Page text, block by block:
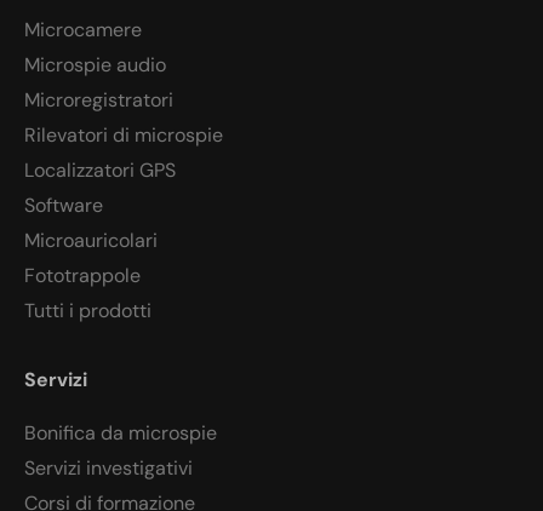
Microcamere
Microspie audio
Microregistratori
Rilevatori di microspie
Localizzatori GPS
Software
Microauricolari
Fototrappole
Tutti i prodotti
Servizi
Bonifica da microspie
Servizi investigativi
Corsi di formazione